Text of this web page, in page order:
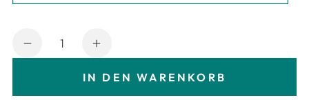
Verringere die Menge für Bügelbild Set -
Erhöhe die Menge für
IN DEN WARENKORB